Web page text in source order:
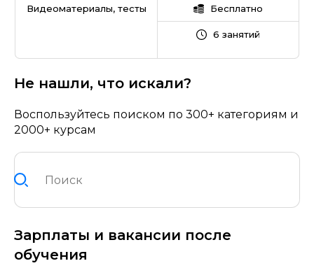
Видеоматериалы, тесты Бесплатно
6 занятий
Не нашли, что искали?
Воспользуйтесь поиском по 300+ категориям и
2000+ курсам
Зарплаты и вакансии после
обучения